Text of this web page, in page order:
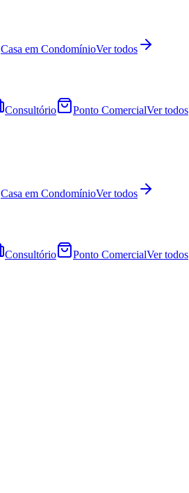
Casa em CondomínioVer todos
Consultório Ponto ComercialVer todos
Casa em CondomínioVer todos
Consultório Ponto ComercialVer todos